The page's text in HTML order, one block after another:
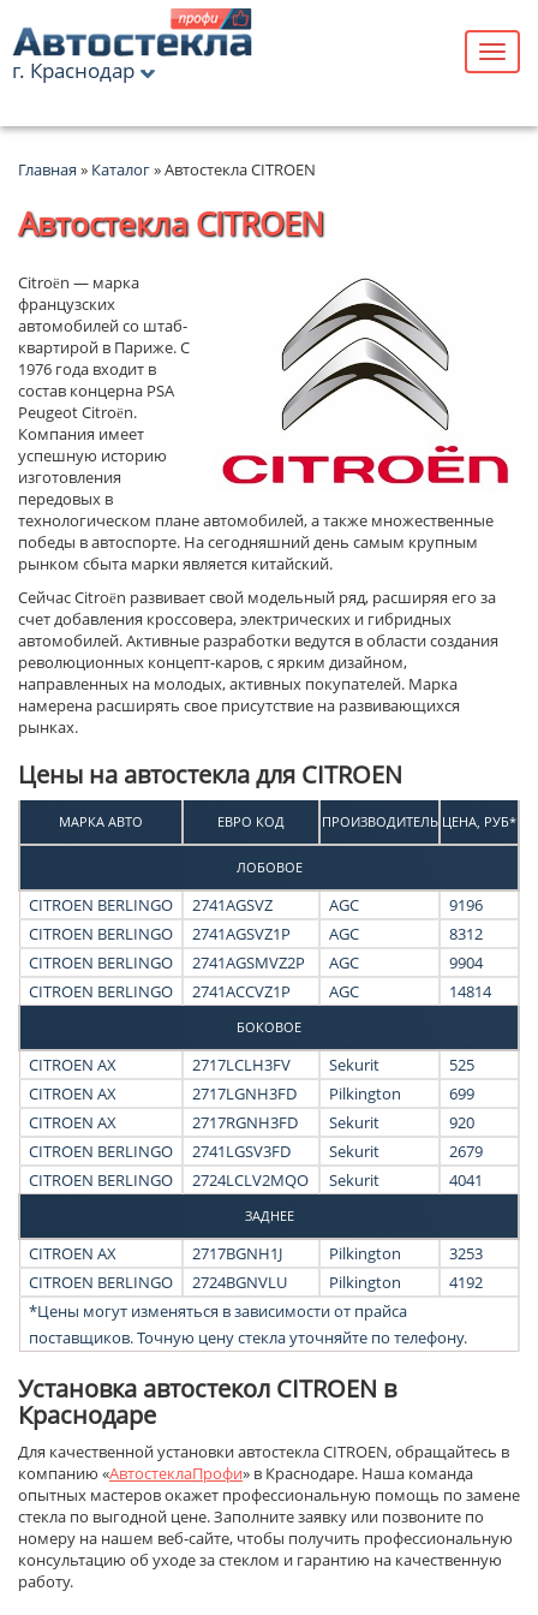
г. Краснодар
Главная » Каталог» Автостекла CITROEN
Автостекла CITROEN
Citroën — марка
французских
автомобилей со штаб-
квартирой в Париже. С
1976 года входит в
состав концерна PSA
Peugeot Citroën.
Компания имеет
успешную историю
изготовления
передовых в
технологическом плане автомобилей, а также множественные
победы в автоспорте. На сегодняшний день самым крупным
рынком сбыта марки является китайский.
Сейчас Citroën развивает свой модельный ряд, расширяя его за
счет добавления кроссовера, электрических и гибридных
автомобилей. Активные разработки ведутся в области создания
революционных концепт-каров, с ярким дизайном,
направленных на молодых, активных покупателей. Марка
намерена расширять свое присутствие на развивающихся
рынках.
Цены на автостекла для CITROEN
МАРКА АВТО ЕВРО КОД ПРОИЗВОДИТЕЛЬ ЦЕНА, РУБ*
ЛОБОВОЕ
CITROEN BERLINGO 2741AGSVZ AGC
9196
CITROEN BERLINGO
2741AGSVZ1P AGC
8312
CITROEN BERLINGO
2741AGSMVZ2P AGC
9904
CITROEN BERLINGO
2741ACCVZ1P AGC 14814
БОКОВОЕ
CITROEN AX 2717LCLH3FV Sekurit
525
CITROEN AX
2717LGNH3FD Pilkington
699
CITROEN AX
2717RGNH3FD Sekurit
920
CITROEN BERLINGO
2741LGSV3FD Sekurit
2679
CITROEN BERLINGO
2724LCLV2MQO Sekurit 4041
ЗАДНЕЕ
CITROEN AX 2717BGNH1J Pilkington
3253
CITROEN BERLINGO
2724BGNVLU Pilkington
4192
*Цены могут изменяться в зависимости от прайса
поставщиков. Точную цену стекла уточняйте по телефону.
Установка автостекол CITROEN в
Краснодаре
Для качественной установки автостекла CITROEN, обращайтесь в
компанию «АвтостеклаПрофи» в Краснодаре. Наша команда
опытных мастеров окажет профессиональную помощь по замене
стекла по выгодной цене. Заполните заявку или позвоните по
номеру на нашем веб-сайте, чтобы получить профессиональную
консультацию об уходе за стеклом и гарантию на качественную
работу.